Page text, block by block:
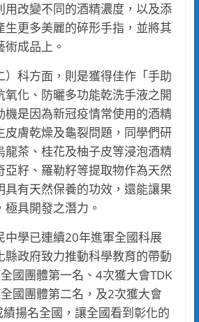
用改變不同的酒精濃度，以及添
生更多美麗的碎形手指，並將其
成品上。
）科方面，則是獲得佳作「手助
氧化、防曬多功能乾洗手液之開
機是因為新冠疫情常使用的酒精
皮膚乾燥及龜裂問題，同學們研
龍茶、桂花及柚子皮等浸泡酒精
亞籽、羅勒籽等提取物作為天然
具有天然保養的功效，還能讓果
具開發之潛力。
中學已連續20年進軍全國科展
縣政府致力推動科學教育的帶動
國團體第一名、4次獲大會TDK
國團體第二名，及2次獲大會
揚名全國，讓全國看到彰化的